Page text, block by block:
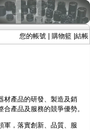
您的帳號 購物籃 結帳
材產品的研發、製造及銷
產品及服務的競爭優勢。
軍，落實創新、品質、服